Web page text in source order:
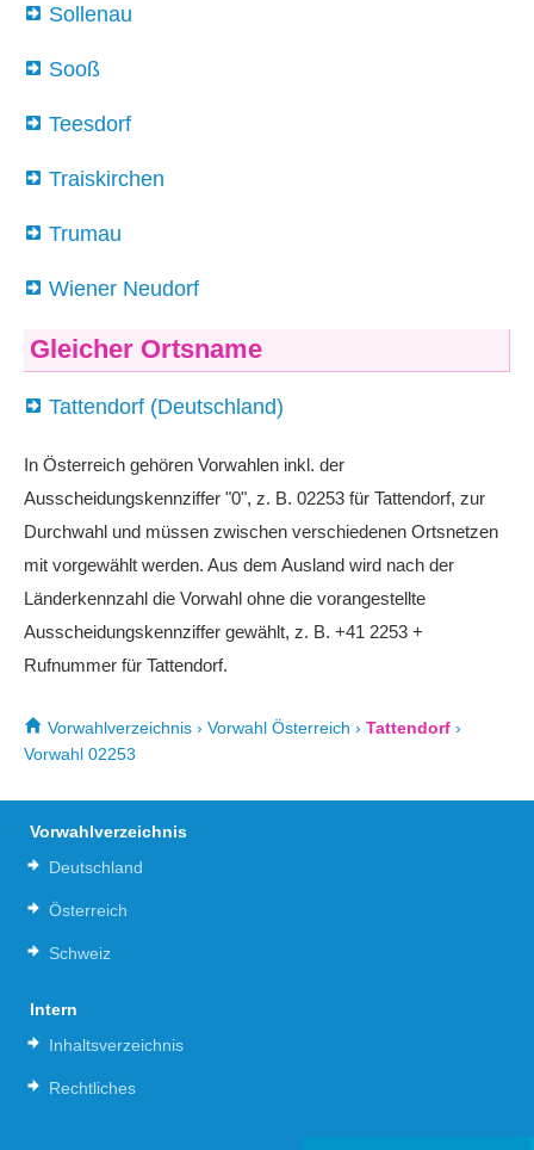
Sollenau
Sooß
Teesdorf
Traiskirchen
Trumau
Wiener Neudorf
Gleicher Ortsname
Tattendorf (Deutschland)
In Österreich gehören Vorwahlen inkl. der
Ausscheidungskennziffer "0", z. B. 02253 für Tattendorf, zur
Durchwahl und müssen zwischen verschiedenen Ortsnetzen
mit vorgewählt werden. Aus dem Ausland wird nach der
Länderkennzahl die Vorwahl ohne die vorangestellte
Ausscheidungskennziffer gewählt, z. B. +41 2253 +
Rufnummer für Tattendorf.
Vorwahlverzeichnis › Vorwahl Österreich › Tattendorf ›
Vorwahl 02253
Vorwahlverzeichnis
Deutschland
Österreich
Schweiz
Intern
Inhaltsverzeichnis
Rechtliches